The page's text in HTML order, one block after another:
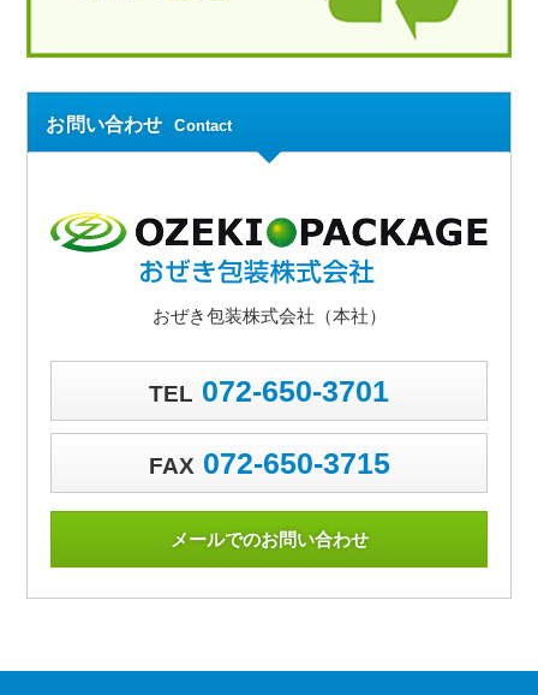
お問い合わせ Contact
おぜき包装株式会社（本社）
TEL 072-650-3701
FAX 072-650-3715
メールでのお問い合わせ